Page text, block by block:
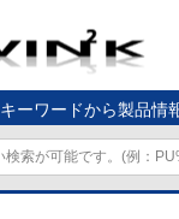
キーワードから製品情